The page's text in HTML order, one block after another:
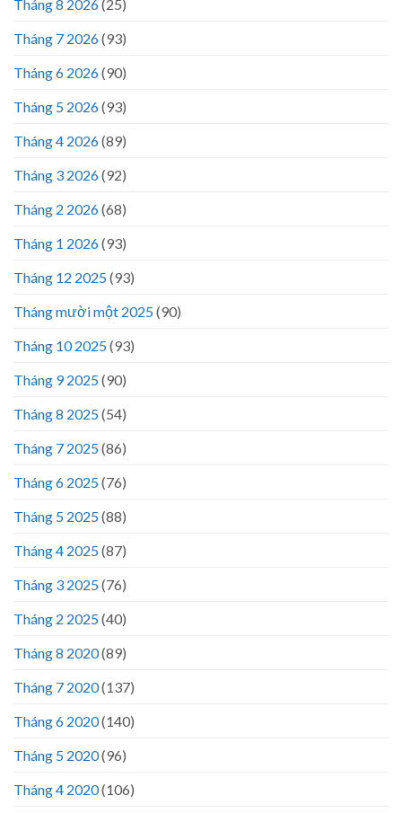
Tháng 8 2026(25)
Tháng 7 2026(93)
Tháng 6 2026(90)
Tháng 5 2026(93)
Tháng 4 2026(89)
Tháng 3 2026(92)
Tháng 2 2026(68)
Tháng 1 2026(93)
Tháng 12 2025(93)
Tháng mười một 2025(90)
Tháng 10 2025(93)
Tháng 9 2025(90)
Tháng 8 2025(54)
Tháng 7 2025(86)
Tháng 6 2025(76)
Tháng 5 2025(88)
Tháng 4 2025(87)
Tháng 3 2025(76)
Tháng 2 2025(40)
Tháng 8 2020(89)
Tháng 7 2020(137)
Tháng 6 2020(140)
Tháng 5 2020(96)
Tháng 4 2020(106)